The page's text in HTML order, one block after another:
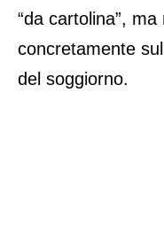
“da cartolina”,
concretamente
del soggiorno.